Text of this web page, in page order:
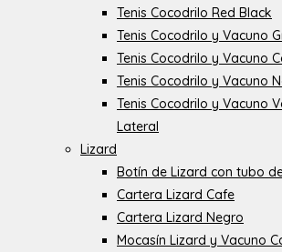
Tenis Cocodrilo Red Black
Tenis Cocodrilo y Vacuno
Tenis Cocodrilo y Vacuno
Tenis Cocodrilo y Vacuno
Tenis Cocodrilo y Vacuno
Lateral
Lizard
Botín de Lizard con tubo
Cartera Lizard Cafe
Cartera Lizard Negro
Mocasín Lizard y Vacuno